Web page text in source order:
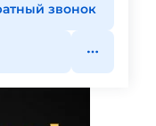
звонок